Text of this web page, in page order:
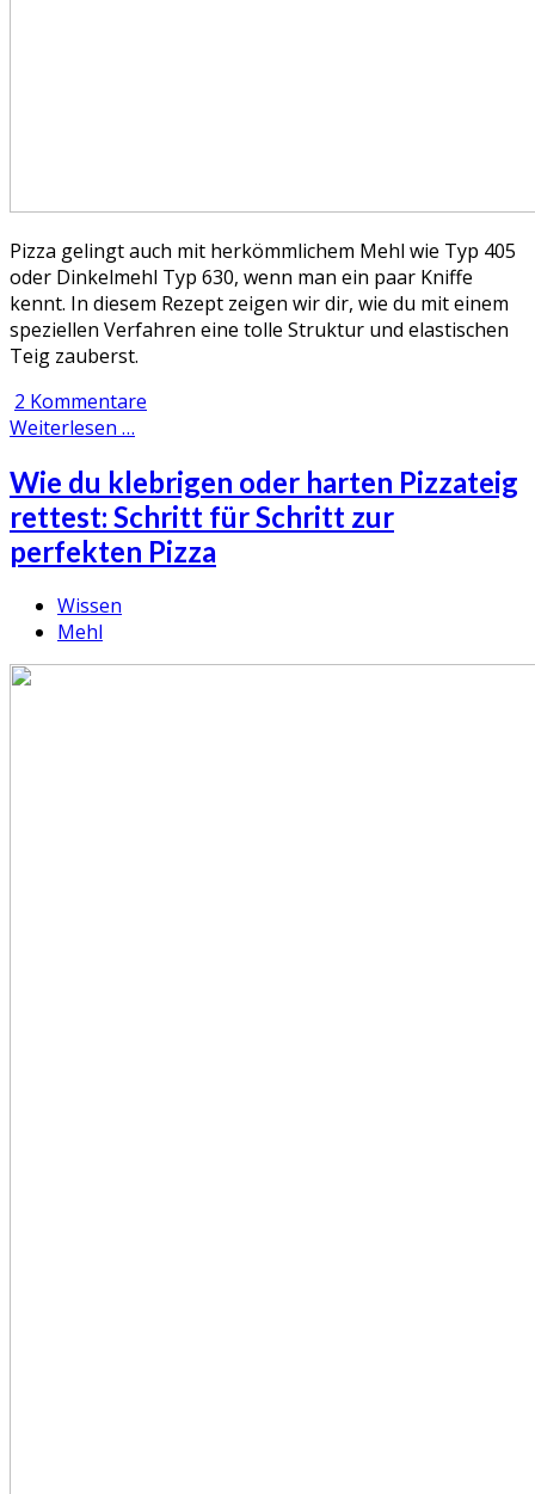
Pizza gelingt auch mit herkömmlichem Mehl wie Typ 405
oder Dinkelmehl Typ 630, wenn man ein paar Kniffe
kennt. In diesem Rezept zeigen wir dir, wie du mit einem
speziellen Verfahren eine tolle Struktur und elastischen
Teig zauberst.
2 Kommentare
Weiterlesen …
Wie du klebrigen oder harten Pizzateig
rettest: Schritt für Schritt zur
perfekten Pizza
Wissen
Mehl